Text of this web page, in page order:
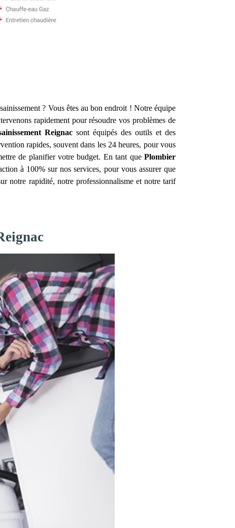
? Vous êtes au bon endroit ! Notre équipe
rapidement pour résoudre vos problèmes de
Reignacsont équipés des outils et des
rapides, souvent dans les 24 heures, pour vous
de planifier votre budget. En tant que Plombier
à 100% sur nos services, pour vous assurer que
notre rapidité, notre professionnalisme et notre tarif